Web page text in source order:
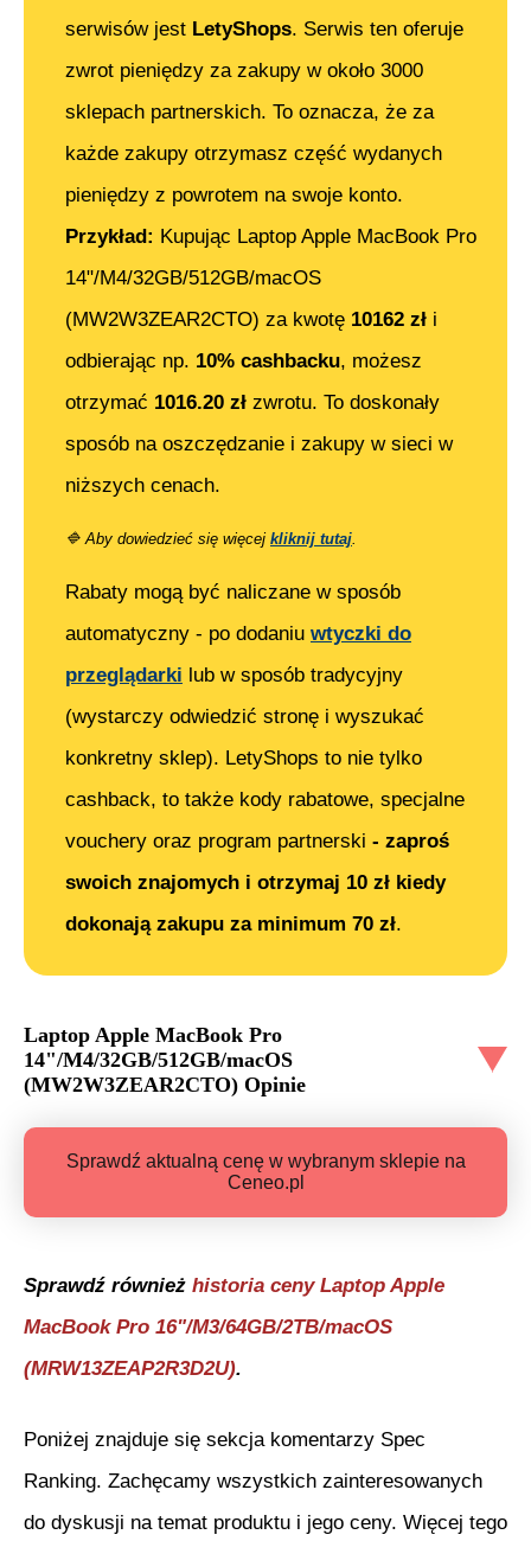
serwisów jest LetyShops. Serwis ten oferuje
zwrot pieniędzy za zakupy w około 3000
sklepach partnerskich. To oznacza, że za
każde zakupy otrzymasz część wydanych
pieniędzy z powrotem na swoje konto.
Przykład: Kupując Laptop Apple MacBook Pro
14"/M4/32GB/512GB/macOS
(MW2W3ZEAR2CTO) za kwotę 10162 zł i
odbierając np. 10% cashbacku, możesz
otrzymać 1016.20 zł zwrotu. To doskonały
sposób na oszczędzanie i zakupy w sieci w
niższych cenach.
🔷 Aby dowiedzieć się więcej kliknij tutaj
Rabaty mogą być naliczane w sposób
automatyczny - po dodaniu wtyczki do
przeglądarki lub w sposób tradycyjny
(wystarczy odwiedzić stronę i wyszukać
konkretny sklep). LetyShops to nie tylko
cashback, to także kody rabatowe, specjalne
vouchery oraz program partnerski - zaproś
swoich znajomych i otrzymaj 10 zł kiedy
dokonają zakupu za minimum 70 zł.
Laptop Apple MacBook Pro
14"/M4/32GB/512GB/macOS
(MW2W3ZEAR2CTO) Opinie
Sprawdź aktualną cenę w wybranym sklepie na
Ceneo.pl
Sprawdź również historia ceny Laptop Apple
MacBook Pro 16"/M3/64GB/2TB/macOS
(MRW13ZEAP2R3D2U).
Poniżej znajduje się sekcja komentarzy Spec
Ranking. Zachęcamy wszystkich zainteresowanych
do dyskusji na temat produktu i jego ceny. Więcej tego